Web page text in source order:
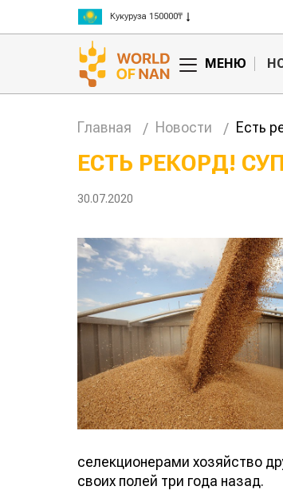
Рис 300000₸
Пшеница 3 класс 125000₸
МЕНЮ
Главная Новости Есть
ЕСТЬ РЕКОРД!
30.07.2020
селекционерами хозяйство
своих полей три года назад.